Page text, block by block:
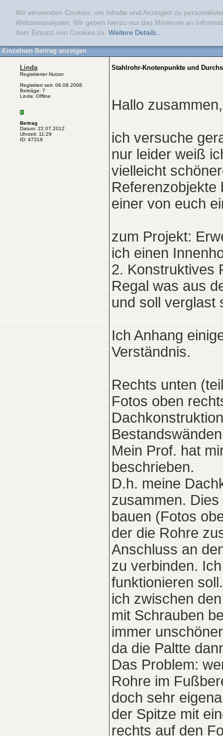
Wir verwenden Cookies, um Inhalte und Anzeigen zu
Websiteanalysen. Wir geben hierzu nur das Minimum an
dem Einsatz von Cookies zu. Weitere Details...
Einzelnen Beitrag anzeigen
Linda
Registrierter Nutzer
Registriert seit: 06.08.2008
Beiträge: 7
Linda: Offline
Beitrag
Datum: 22.07.2012
Uhrzeit: 11:29
ID: 47319
Stahlrohr-Knotenpunkte und
Hallo zusammen,
ich versuche
nur leider weiß
vielleicht
Referenzobjekte
einer von euch
zum Projekt:
ich einen
2. Konstruktives
Regal was aus
und soll verglast
Ich Anhang
Verständnis.
Rechts unten
Fotos oben
Mein Prof. hat
beschrieben.
D.h. meine
zusammen.
bauen (Fotos
der die Rohre
Anschluss an
zu verbinden.
funktionieren
ich zwischen
mit Schrauben
immer
da die Paltte
Das Problem:
Rohre im
doch sehr
der Spitze mit
rechts auf den